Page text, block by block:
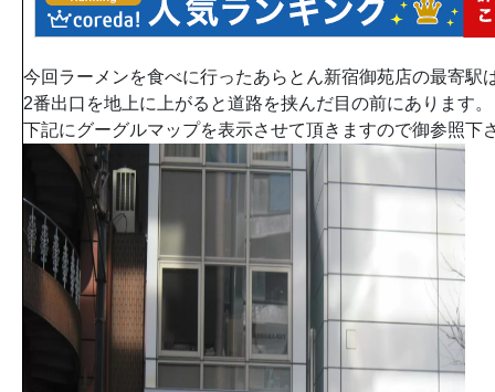
今回ラーメンを食べに行ったあらとん新宿御苑店の最寄駅
2番出口を地上に上がると道路を挟んだ目の前にあります。
下記にグーグルマップを表示させて頂きますので御参照下